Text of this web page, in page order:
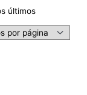
últimos